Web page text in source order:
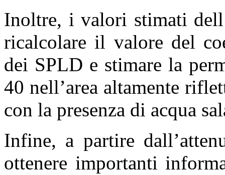
Inoltre, i valori stimati
ricalcolare il valore del
dei SPLD e stimare la
40 nell’area altamente
con la presenza di acqua
Infine, a partire
ottenere importanti